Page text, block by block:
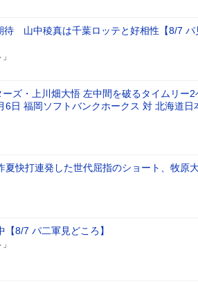
待 山中稜真は千葉ロッテと好相性【8/7 パ
ーズ・上川畑大悟 左中間を破るタイムリー2
6日 福岡ソフトバンクホークス 対 北海道日
快打連発した世代屈指のショート、牧原
8/7 パ二軍見どころ】